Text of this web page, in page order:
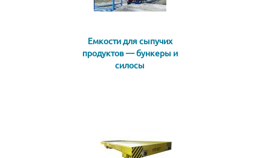
Емкости для сыпучих
продуктов — бункеры и
силосы